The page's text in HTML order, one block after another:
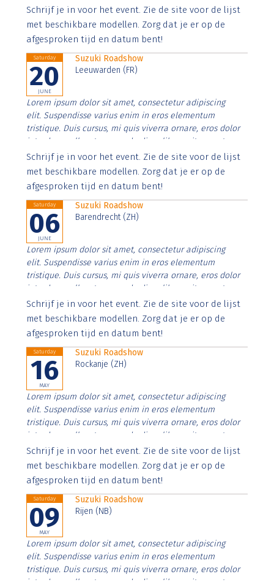
Aenean faucibus nibh et justo cursus id rutrum lorem
imperdiet. Nunc ut sem vitae risus tristique posuere.
Schrijf je in voor het event. Zie de site voor de lijst
met beschikbare modellen. Zorg dat je er op de
afgesproken tijd en datum bent!
Saturday
20
JUNE
Suzuki Roadshow
Leeuwarden (FR)
Lorem ipsum dolor sit amet, consectetur adipiscing
elit. Suspendisse varius enim in eros elementum
tristique. Duis cursus, mi quis viverra ornare, eros dolor
interdum nulla, ut commodo diam libero vitae erat.
Aenean faucibus nibh et justo cursus id rutrum lorem
imperdiet. Nunc ut sem vitae risus tristique posuere.
Schrijf je in voor het event. Zie de site voor de lijst
met beschikbare modellen. Zorg dat je er op de
afgesproken tijd en datum bent!
Saturday
06
JUNE
Suzuki Roadshow
Barendrecht (ZH)
Lorem ipsum dolor sit amet, consectetur adipiscing
elit. Suspendisse varius enim in eros elementum
tristique. Duis cursus, mi quis viverra ornare, eros dolor
interdum nulla, ut commodo diam libero vitae erat.
Aenean faucibus nibh et justo cursus id rutrum lorem
imperdiet. Nunc ut sem vitae risus tristique posuere.
Schrijf je in voor het event. Zie de site voor de lijst
met beschikbare modellen. Zorg dat je er op de
afgesproken tijd en datum bent!
Saturday
16
MAY
Suzuki Roadshow
Rockanje (ZH)
Lorem ipsum dolor sit amet, consectetur adipiscing
elit. Suspendisse varius enim in eros elementum
tristique. Duis cursus, mi quis viverra ornare, eros dolor
interdum nulla, ut commodo diam libero vitae erat.
Aenean faucibus nibh et justo cursus id rutrum lorem
imperdiet. Nunc ut sem vitae risus tristique posuere.
Schrijf je in voor het event. Zie de site voor de lijst
met beschikbare modellen. Zorg dat je er op de
afgesproken tijd en datum bent!
Saturday
09
MAY
Suzuki Roadshow
Rijen (NB)
Lorem ipsum dolor sit amet, consectetur adipiscing
elit. Suspendisse varius enim in eros elementum
tristique. Duis cursus, mi quis viverra ornare, eros dolor
interdum nulla, ut commodo diam libero vitae erat.